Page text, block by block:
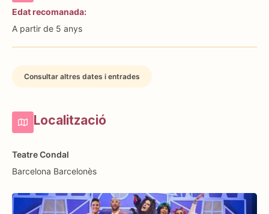
Edat recomanada:
A partir de 5 anys
Consultar altres dates i entrades
Localització
Teatre Condal
Barcelona Barcelonès